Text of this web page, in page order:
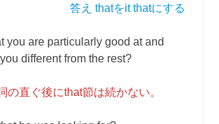
答え thatをit thatにする
you are particularly good at and
different from the rest?
の直ぐ後にthat節は続かない。